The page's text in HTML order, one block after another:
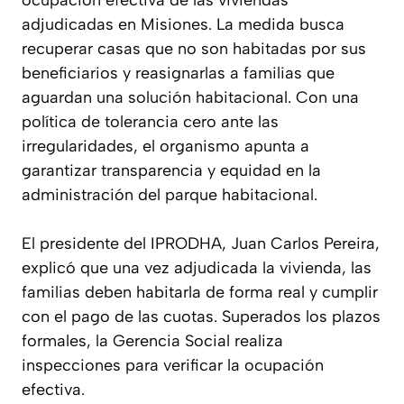
adjudicadas en Misiones. La medida busca
recuperar casas que no son habitadas por sus
beneficiarios y reasignarlas a familias que
aguardan una solución habitacional. Con una
política de tolerancia cero ante las
irregularidades, el organismo apunta a
garantizar transparencia y equidad en la
administración del parque habitacional.
El presidente del IPRODHA, Juan Carlos Pereira,
explicó que una vez adjudicada la vivienda, las
familias deben habitarla de forma real y cumplir
con el pago de las cuotas. Superados los plazos
formales, la Gerencia Social realiza
inspecciones para verificar la ocupación
efectiva.